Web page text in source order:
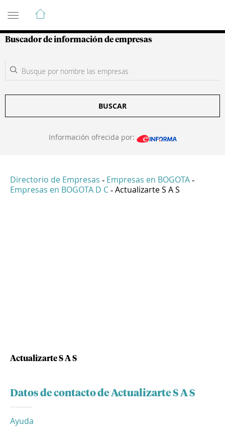
Guía de Empresas Colombianas
Buscador de información de empresas
BUSCAR
Información ofrecida por:
Directorio de Empresas - Empresas en BOGOTA -
Empresas en BOGOTA D C - Actualizarte S A S
Actualizarte S A S
Datos de contacto de Actualizarte S A S
Ayuda